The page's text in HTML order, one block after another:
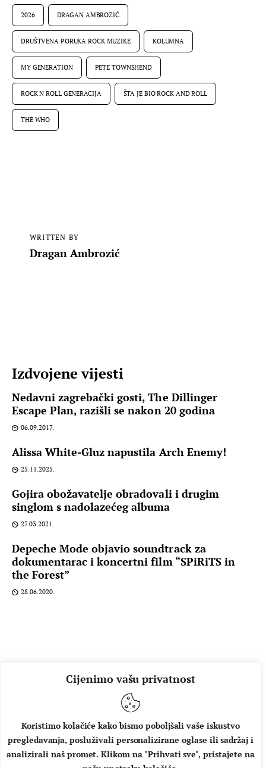
Cijenimo vašu privatnost
Koristimo kolačiće kako bismo poboljšali vaše iskustvo
pregledavanja, posluživali personalizirane oglase ili sadržaj i
analizirali naš promet. Klikom na "Prihvati sve", pristajete na
2026 DRAGAN AMBROZIĆ
DRUŠTVENA PORUKA ROCK MUZIKE KOLUMNA
MY GENERATION PETE TOWNSHEND
ROCK N ROLL GENERACIJA ŠTA JE BIO ROCK AND ROLL
THE WHO
WRITTEN BY
Dragan Ambrozić
Izdvojene vijesti
Nedavni zagrebački gosti, The Dillinger
Escape Plan, razišli se nakon 20 godina
06.09.2017.
Alissa White-Gluz napustila Arch Enemy!
25.11.2025.
Gojira obožavatelje obradovali i drugim
singlom s nadolazećeg albuma
27.03.2021.
Depeche Mode objavio soundtrack za
dokumentarac i koncertni film “SPiRiTS in
the Forest”
28.06.2020.
O NAMA IMPRESSUM UVJETI KORIŠTENJA